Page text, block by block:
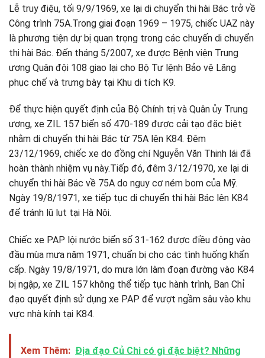
Lễ truy điệu, tối 9/9/1969, xe lại di chuyển thi hài Bác trở về
Công trình 75A.Trong giai đoạn 1969 – 1975, chiếc UAZ này
là phương tiện dự bị quan trọng trong các chuyến di chuyển
thi hài Bác. Đến tháng 5/2007, xe được Bệnh viện Trung
ương Quân đội 108 giao lại cho Bộ Tư lệnh Bảo vệ Lăng
phục chế và trưng bày tại Khu di tích K9.
Để thực hiện quyết định của Bộ Chính trị và Quân ủy Trung
ương, xe ZIL 157 biển số 470-189 được cải tạo đặc biệt
nhằm di chuyển thi hài Bác từ 75A lên K84. Đêm
23/12/1969, chiếc xe do đồng chí Nguyễn Văn Thinh lái đã
hoàn thành nhiệm vụ này.Tiếp đó, đêm 3/12/1970, xe lại di
chuyển thi hài Bác về 75A do nguy cơ ném bom của Mỹ.
Ngày 19/8/1971, xe tiếp tục di chuyển thi hài Bác lên K84
để tránh lũ lụt tại Hà Nội.
Chiếc xe PAP lội nước biển số 31-162 được điều động vào
đầu mùa mưa năm 1971, chuẩn bị cho các tình huống khẩn
cấp. Ngày 19/8/1971, do mưa lớn làm đoạn đường vào K84
bị ngập, xe ZIL 157 không thể tiếp tục hành trình, Ban Chỉ
đạo quyết định sử dụng xe PAP để vượt ngầm sâu vào khu
vực nhà kính tại K84.
Xem Thêm: Địa đạo Củ Chi có gì đặc biệt? Những